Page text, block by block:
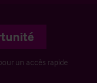
un accès rapide